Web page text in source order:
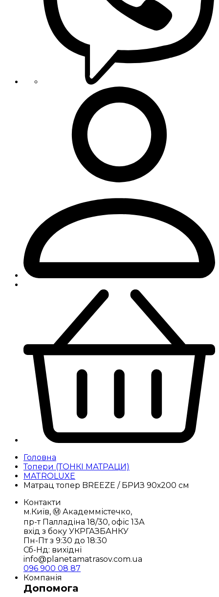
Головна
Топери (ТОНКІ МАТРАЦИ)
MATROLUXE
Матрац топер BREEZE / БРИЗ 90х200 см
Контакти
м.Київ, Ⓜ️ Академмістечко,
пр-т Палладіна 18/30, офіс 13А
вхід з боку УКРГАЗБАНКУ
Пн-Пт з 9:30 до 18:30
Сб-Нд: вихідні
info@planetamatrasov.com.ua
096 900 08 87
Компанія
Допомога